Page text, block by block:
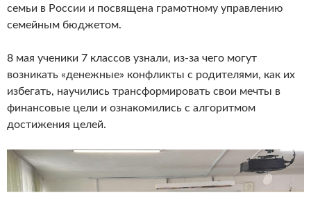
семьи в России и посвящена грамотному управлению
семейным бюджетом.
8 мая ученики 7 классов узнали, из-за чего могут
возникать «денежные» конфликты с родителями, как их
избегать, научились трансформировать свои мечты в
финансовые цели и ознакомились с алгоритмом
достижения целей.